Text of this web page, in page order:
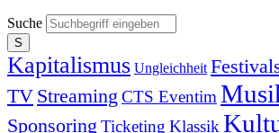
Suche
Kapitalismus Ungleichheit
TV Streaming CTS Eventim
Sponsoring Ticketing Klassik